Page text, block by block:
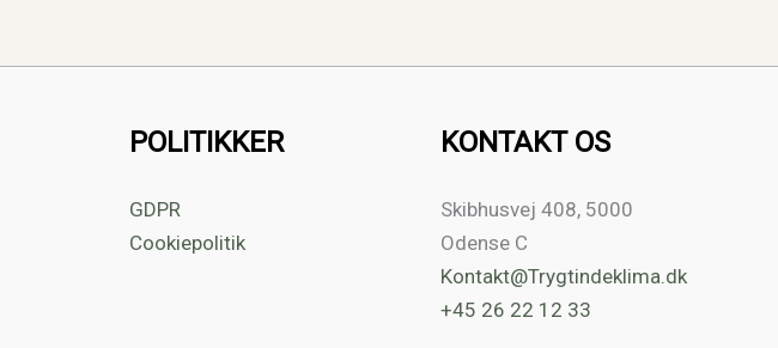
POLITIKKER
GDPR
Cookiepolitik
KONTAKT OS
Skibhusvej 408, 5000
Odense C
Kontakt@Trygtindeklima.dk
+45 26 22 12 33